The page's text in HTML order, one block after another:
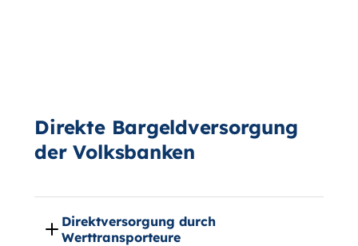
Direkte Bargeldversorgung
der Volksbanken
Direktversorgung durch
Werttransporteure